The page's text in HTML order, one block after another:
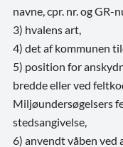
navne, cpr. nr. og GR-
3) hvalens art,
4) det af kommunen
5) position for
bredde eller ved
Miljøundersøgelsers
stedsangivelse,
6) anvendt våben ved